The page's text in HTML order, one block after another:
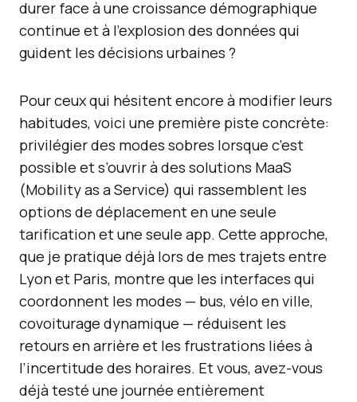
durer face à une croissance démographique
continue et à l’explosion des données qui
guident les décisions urbaines ?
Pour ceux qui hésitent encore à modifier leurs
habitudes, voici une première piste concrète:
privilégier des modes sobres lorsque c’est
possible et s’ouvrir à des solutions MaaS
(Mobility as a Service) qui rassemblent les
options de déplacement en une seule
tarification et une seule app. Cette approche,
que je pratique déjà lors de mes trajets entre
Lyon et Paris, montre que les interfaces qui
coordonnent les modes — bus, vélo en ville,
covoiturage dynamique — réduisent les
retours en arrière et les frustrations liées à
l’incertitude des horaires. Et vous, avez-vous
déjà testé une journée entièrement